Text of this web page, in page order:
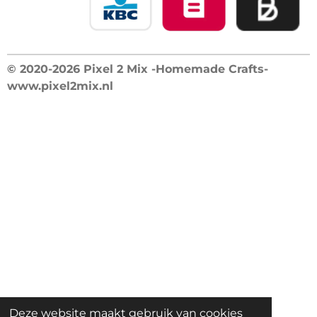
Deze website maakt gebruik van cookies
© 2020-2026 Pixel 2 Mix -Homemade Crafts-
www.pixel2mix.nl